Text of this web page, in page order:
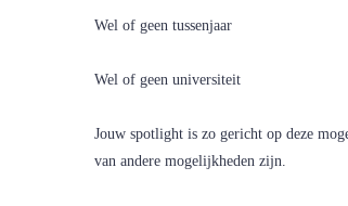
Wel of geen tussenjaar
Wel of geen universiteit
Jouw spotlight is zo gericht op deze
van andere mogelijkheden zijn.